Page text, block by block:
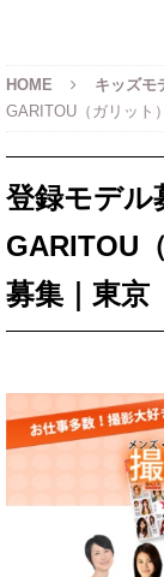
HOME キッズモ
GARITOU（ガリット
登録モデル
GARITOU
募集｜東京